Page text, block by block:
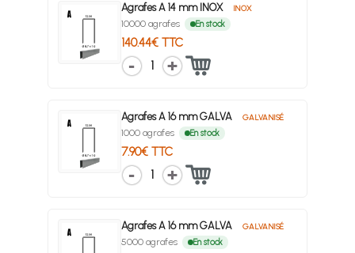
Agrafes A 14 mm INOX INOX
10000 agrafes En stock
140.44€ TTC
1
Agrafes A 16 mm GALVA GALVANISÉ
1000 agrafes En stock
7.90€ TTC
1
Agrafes A 16 mm GALVA GALVANISÉ
5000 agrafes En stock